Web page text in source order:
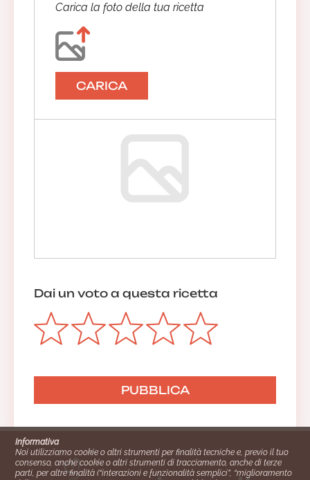
Carica la foto della tua ricetta
CARICA
Dai un voto a questa ricetta
Informativa
Noi utilizziamo cookie o altri strumenti per finalità tecniche e, previo il tuo
consenso, anche cookie o altri strumenti di tracciamento, anche di terze
parti, per altre finalità (“interazioni e funzionalità semplici”, “miglioramento